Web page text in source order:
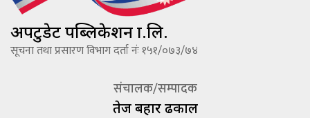
अपटुडेट पब्लिकेशन प्रा.लि.
सूचना तथा प्रसारण विभाग दर्ता नंः १५१/०७३/७४
संचालक/सम्पादक
तेज बहादूर ढकाल